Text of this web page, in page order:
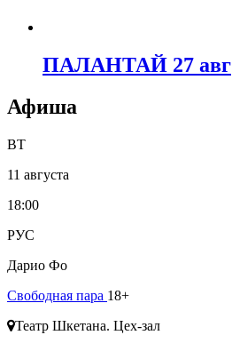
ПАЛАНТАЙ 27 авг
Афиша
ВТ
11 августа
18:00
РУС
Дарио Фо
Свободная пара 18+
Театр Шкетана. Цех-зал